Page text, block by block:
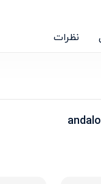
نظرات